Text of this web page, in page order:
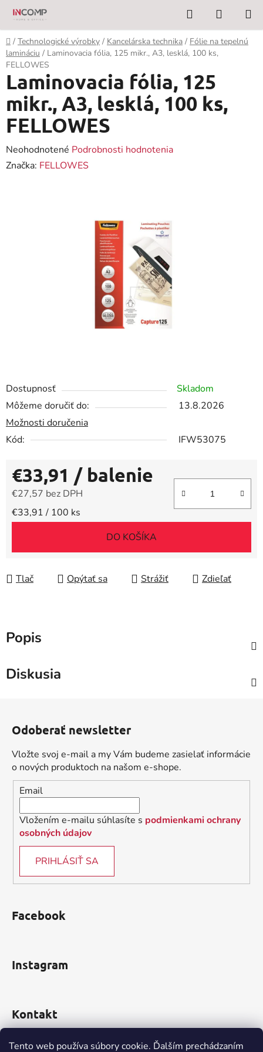
Tento web používa súbory cookie. Ďalším prechádzaním
Prejsť
obsah
Hľadať
KOŠÍK
Domov
/ Technologické výrobky / Kancelárska technika / Fólie na tepelnú
lamináciu / Laminovacia fólia, 125 mikr., A3, lesklá, 100 ks,
FELLOWES
Dostupnosť
Skladom
Môžeme doručiť do:
13.8.2026
Možnosti doručenia
Kód:
IFW53075
€33,91 / balenie
€27,57 bez DPH
Jednotková cena:
€33,91 / 100 ks
DO KOŠÍKA
Tlač Opýtať sa Strážiť Zdieľať
Laminovacia fólia, 125
mikr., A3, lesklá, 100 ks,
FELLOWES
Priemerné
hodnotenie
Neohodnotené Podrobnosti hodnotenia
Značka: FELLOWES
Popis
Diskusia
Odoberať newsletter
Vložte svoj e-mail a my Vám budeme zasielať informácie
o nových produktoch na našom e-shope.
Email
Vložením e-mailu súhlasíte s podmienkami ochrany
osobných údajov
PRIHLÁSIŤ SA
Facebook
Instagram
Kontakt
obchod@incomp.sk